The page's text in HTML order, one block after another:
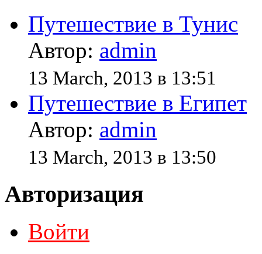
Путешествие в Тунис
Автор: admin
13 March, 2013 в 13:51
Путешествие в Египет
Автор: admin
13 March, 2013 в 13:50
Авторизация
Войти